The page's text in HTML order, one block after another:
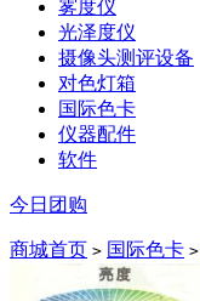
雾度仪
光泽度仪
摄像头测评设备
对色灯箱
国际色卡
仪器配件
软件
今日团购
商城首页 > 国际色卡 >